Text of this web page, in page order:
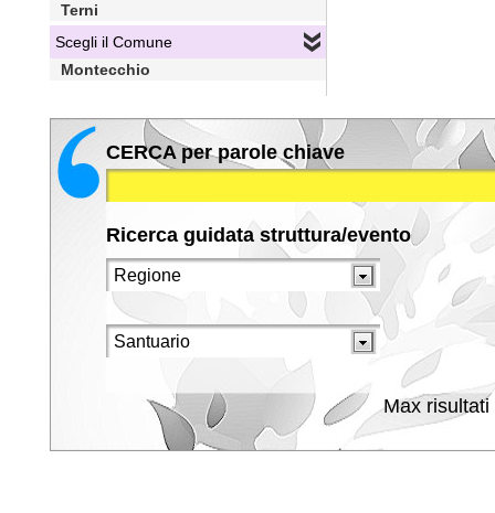
Terni
Scegli il Comune
Montecchio
CERCA per parole chiave
Ricerca guidata struttura/evento
Max risultati